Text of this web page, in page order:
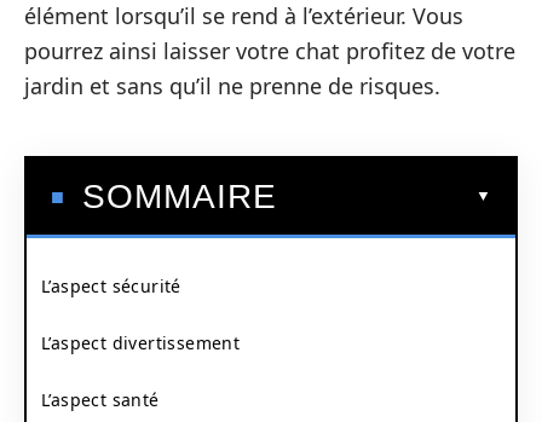
élément lorsqu’il se rend à l’extérieur. Vous
pourrez ainsi laisser votre chat profitez de votre
jardin et sans qu’il ne prenne de risques.
SOMMAIRE
L’aspect sécurité
L’aspect divertissement
L’aspect santé